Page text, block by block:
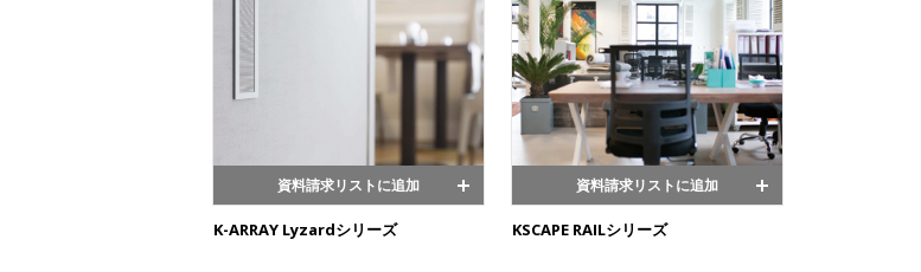
資料請求リストに追加
K-ARRAY Lyzardシリーズ
資料請求リストに追加
KSCAPE RAILシリーズ